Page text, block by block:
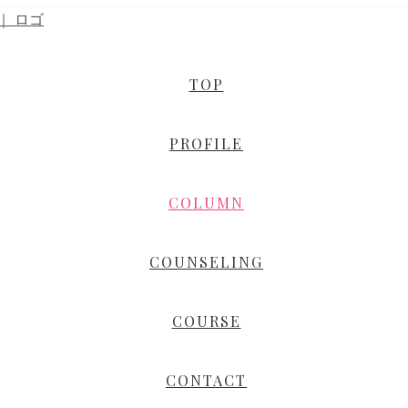
TOP
PROFILE
COLUMN
COUNSELING
COURSE
CONTACT